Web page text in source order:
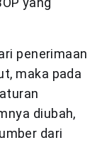
penerimaan
maka pada
diubah,
dari